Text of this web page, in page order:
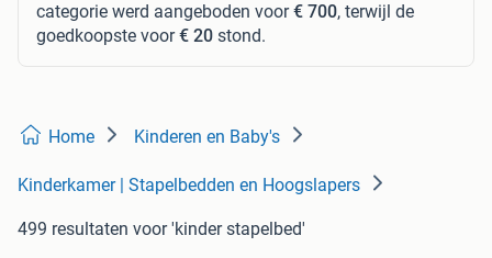
categorie werd aangeboden voor€ 700, terwijl de
goedkoopste voor€ 20 stond.
Home Kinderen en Baby's
Kinderkamer | Stapelbedden en Hoogslapers
499 resultaten voor 'kinder stapelbed'